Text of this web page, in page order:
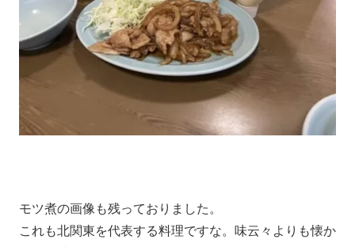
モツ煮の画像も残っておりました。
これも北関東を代表する料理ですな。味云々よりも懐か